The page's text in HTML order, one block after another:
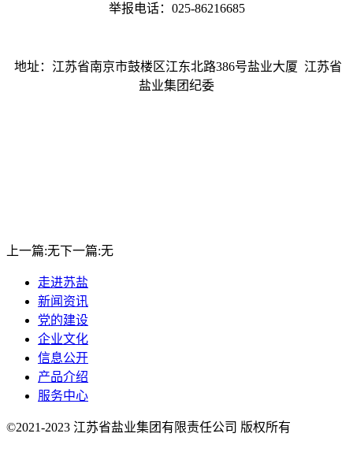
举报电话：025-86216685
地址：江苏省南京市鼓楼区江东北路386号盐业大厦 江苏省
盐业集团纪委
上一篇:无下一篇:无
走进苏盐
新闻资讯
党的建设
企业文化
信息公开
产品介绍
服务中心
©2021-2023 江苏省盐业集团有限责任公司 版权所有